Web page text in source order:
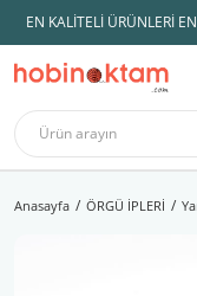
EN KALİTELİ ÜRÜNLERİ
Anasayfa ÖRGÜ İPLERİ